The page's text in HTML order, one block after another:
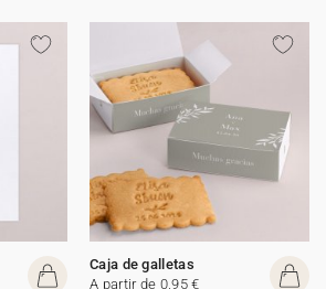
Caja de galletas
A partir de 0,95 €